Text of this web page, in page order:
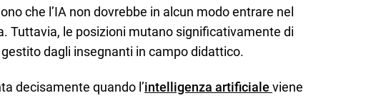
che l’IA non dovrebbe in alcun modo entrare nel
Tuttavia, le posizioni mutano significativamente di
dagli insegnanti in campo didattico.
decisamente quando l’intelligenza artificiale viene